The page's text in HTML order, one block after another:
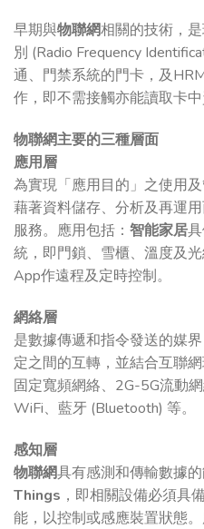
早期與物聯網相關的技術，
別 (Radio Frequency
通、門禁系統的門卡，及
作，即不需接觸亦能讀取卡中
物聯網主要的三種層面
應用層
為實現「應用目的」之使用
藉著資料儲存、分析及再運
服務。應用包括： 智能家居
統，即門鎖、雪櫃、溫度及
App作遠程及定時控制。
網絡層
是數據傳遞和指令發送的媒
定之間的互轉，並結合互聯
固定寬頻網絡、2G-5G流動
WiFi、藍牙 (Bluetooth) 等。
感知層
物聯網具有感測和傳輸數據
Things ，即相關設備必須具
能，以控制或感應裝置狀態